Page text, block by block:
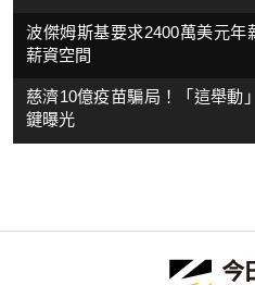
波傑姆斯基要求2400萬美元
薪資空間
慈濟10億疫苗騙局！「這舉
鍵曝光